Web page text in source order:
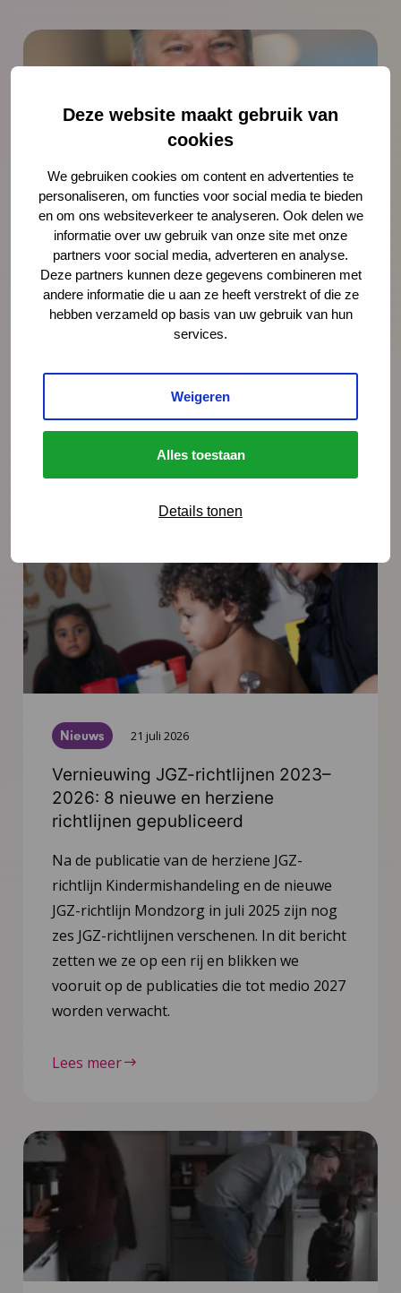
Deze website maakt gebruik van
cookies
We gebruiken cookies om content en advertenties te
personaliseren, om functies voor social media te bieden
en om ons websiteverkeer te analyseren. Ook delen we
informatie over uw gebruik van onze site met onze
partners voor social media, adverteren en analyse.
Deze partners kunnen deze gegevens combineren met
andere informatie die u aan ze heeft verstrekt of die ze
hebben verzameld op basis van uw gebruik van hun
services.
Weigeren
Alles toestaan
Details tonen
Nieuws 4 augustus 2026
Opinie: Vakantie? De stress van
ouders loopt alleen maar op
Juist op het moment dat ouders snakken
hen te hulp, noteert Igor Ivakic, directeur-
bestuurder van het Nederlands Centrum
Jeugdgezondheid.
Lees meer
Nieuws 21 juli 2026
Vernieuwing JGZ-richtlijnen 2023–
2026: 8 nieuwe en herziene
richtlijnen gepubliceerd
Na de publicatie van de herziene JGZ-
richtlijn Kindermishandeling en de nieuwe
JGZ-richtlijn Mondzorg in juli 2025 zijn nog
zes JGZ-richtlijnen verschenen. In dit bericht
zetten we ze op een rij en blikken we
vooruit op de publicaties die tot medio 2027
worden verwacht.
Lees meer